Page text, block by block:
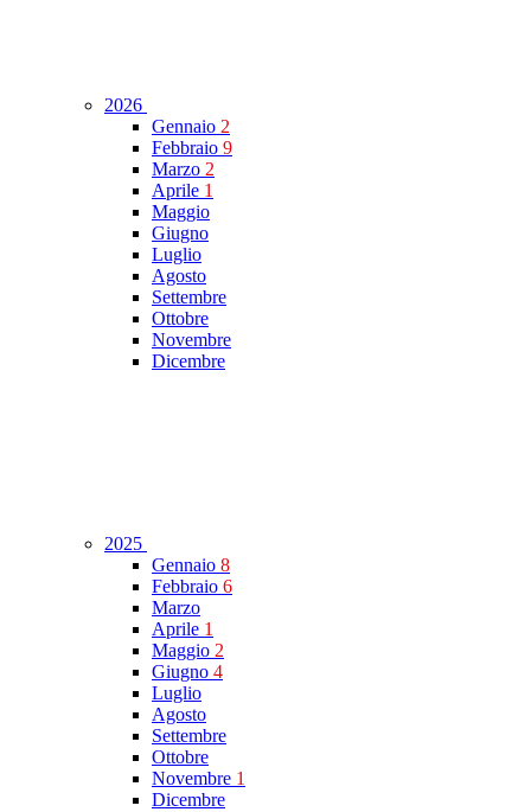
2026
Gennaio 2
Febbraio 9
Marzo 2
Aprile 1
Maggio
Giugno
Luglio
Agosto
Settembre
Ottobre
Novembre
Dicembre
2025
Gennaio 8
Febbraio 6
Marzo
Aprile 1
Maggio 2
Giugno 4
Luglio
Agosto
Settembre
Ottobre
Novembre 1
Dicembre